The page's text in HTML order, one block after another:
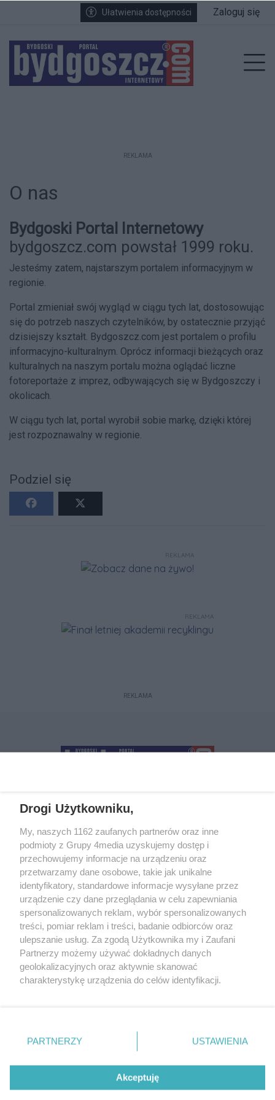
Przejdź do głównych treści
Przejdź do wyszukiwarki
Przejdź do głównego menuUłatwienia dostępności Zaloguj się
REKLAMA
O nas
Bydgoski Portal Internetowy
bydgoszcz.com powstał 1999 roku.
Jesteśmy zatem, najstarszym portalem informacyjnym w
regionie.
Portal zmieniał swój wygląd w ciągu tych lat, dostosowując
się do potrzeb naszych czytelników, by ostatecznie przyjąć
dzisiejszy kształt. Bydgoszcz.com jest portalem o profilu
informacyjno-kulturalnym. Oprócz informacji bieżących oraz
kulturalnych na naszym portalu można oglądać liczne
fotoreportaże z imprez, odbywających się w Bydgoszczy i
okolicach.
W ciągu tych lat, portal wyrobił sobie markę, dzięki której
jest rozpoznawalny w regionie.
Podziel się
REKLAMA
REKLAMA
REKLAMA
+48 52 5812666
O nas Reklama Regulamin
Kontakt
Wydarzenia
Ogłoszenia Katalog firm
Zapisz się do newslettera
Dołącz do grona ludzi najlepiej poinformowanych!
Zapisz się »
Facebook.com
X.comInstagram.com
Youtube.com
Drogi Użytkowniku,
My, naszych 1162 zaufanych partnerów oraz inne
podmioty z Grupy 4media uzyskujemy dostęp i
przechowujemy informacje na urządzeniu oraz
przetwarzamy dane osobowe, takie jak unikalne
identyfikatory, standardowe informacje wysyłane przez
urządzenie czy dane przeglądania w celu zapewniania
spersonalizowanych reklam, wybór spersonalizowanych
treści, pomiar reklam i treści, badanie odbiorców oraz
ulepszanie usług. Za zgodą Użytkownika my i Zaufani
Partnerzy możemy używać dokładnych danych
geolokalizacyjnych oraz aktywnie skanować
charakterystykę urządzenia do celów identyfikacji.
zmienić/wycofać klikając przycisk ustawień prywatności
znajdujący się w lewym dolnym rogu strony
. Niektóre
użytkownika, ale masz prawo sprzeciwić się takiemu
przetwarzaniu. Preferencje będą miały zastosowania tylko
PARTNERZY USTAWIENIA
Akceptuję